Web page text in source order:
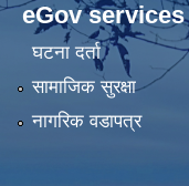
eGov services
घटना दर्ता
सामाजिक सुरक्षा
नागरिक वडापत्र